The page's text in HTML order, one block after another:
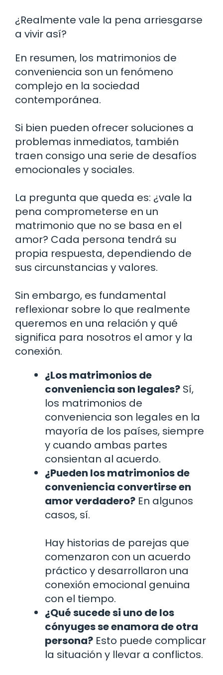
¿Realmente vale la pena arriesgarse
a vivir así?
En resumen, los matrimonios de
conveniencia son un fenómeno
complejo en la sociedad
contemporánea.
Si bien pueden ofrecer soluciones a
problemas inmediatos, también
traen consigo una serie de desafíos
emocionales y sociales.
La pregunta que queda es: ¿vale la
pena comprometerse en un
matrimonio que no se basa en el
amor? Cada persona tendrá su
propia respuesta, dependiendo de
sus circunstancias y valores.
Sin embargo, es fundamental
reflexionar sobre lo que realmente
queremos en una relación y qué
significa para nosotros el amor y la
conexión.
¿Los matrimonios de
conveniencia son legales? Sí,
los matrimonios de
conveniencia son legales en la
mayoría de los países, siempre
y cuando ambas partes
consientan al acuerdo.
¿Pueden los matrimonios de
conveniencia convertirse en
amor verdadero? En algunos
casos, sí.
Hay historias de parejas que
comenzaron con un acuerdo
práctico y desarrollaron una
conexión emocional genuina
con el tiempo.
¿Qué sucede si uno de los
cónyuges se enamora de otra
persona? Esto puede complicar
la situación y llevar a conflictos.